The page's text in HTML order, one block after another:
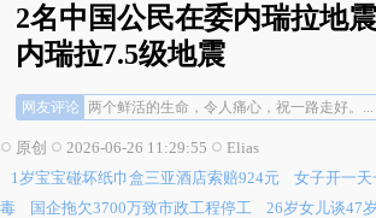
2名中国公民在委内瑞拉地
内瑞拉7.5级地震
网友评论
看到这种新闻心里真不是滋味，出门在外不...
两个鲜活的生命，令人痛心，祝一路走好。...
被美国打劫后，又遭遇天灾，委内瑞拉人民...
看到这种新闻心里真不是滋味，出门在外不...
两个鲜活的生命，令人痛心，祝一路走好。...
被美国打劫后，又遭遇天灾，委内瑞拉人民...
原创 2026-06-26 11:29:55
Elias
1岁宝宝碰坏纸巾盒三亚酒店索赔924元
女子开一
毒
国企拖欠3700万致市政工程停工 26岁女儿谈47